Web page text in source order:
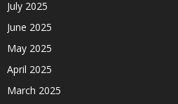
July 2025
June 2025
May 2025
April 2025
March 2025